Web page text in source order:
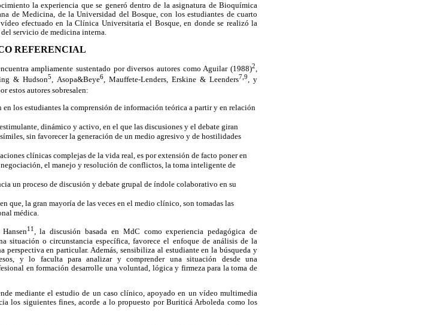
la experiencia que se generó dentro de la asignatura de Bioquímica
de Medicina, de la Universidad del Bosque, con los estudiantes de cuarto
efectuado en la Clínica Universitaria el Bosque, en donde se realizó la
servicio de medicina interna.
REFERENCIAL
ampliamente sustentado por diversos autores como Aguilar (1988)2,
& Hudson5, Asopa&Beye6, Mauffete-Lenders, Erskine & Leenders7,9, y
estos autores sobresalen:
los estudiantes la comprensión de información teórica a partir y en relación
dinámico y activo, en el que las discusiones y el debate giran
sin favorecer la generación de un medio agresivo y de hostilidades
clínicas complejas de la vida real, es por extensión de facto poner en
el manejo y resolución de conflictos, la toma inteligente de
un proceso de discusión y debate grupal de índole colaborativo en su
que, la gran mayoría de las veces en el medio clínico, son tomadas las
médica.
11, la discusión basada en MdC como experiencia pedagógica de
situación o circunstancia específica, favorece el enfoque de análisis de la
perspectiva en particular. Además, sensibiliza al estudiante en la búsqueda y
y lo faculta para analizar y comprender una situación desde una
en formación desarrolle una voluntad, lógica y firmeza para la toma de
mediante el estudio de un caso clínico, apoyado en un vídeo multimedia
los siguientes fines, acorde a lo propuesto por Buriticá Arboleda como los